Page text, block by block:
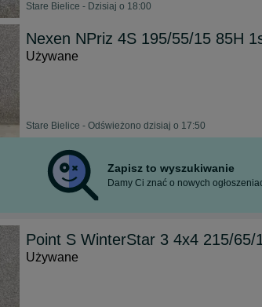
Stare Bielice - Dzisiaj o 18:00
Nexen NPriz 4S 195/55/15 85H
Używane
Stare Bielice - Odświeżono dzisiaj o 17:50
Zapisz to wyszukiwanie
Damy Ci znać o nowych
Point S WinterStar 3 4x4 215/65/
Używane